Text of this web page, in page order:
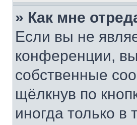
» Как мне
Если вы не
конференции,
собственные
щёлкнув по
иногда только в